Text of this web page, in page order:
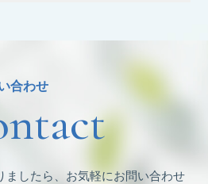
合わせ
ましたら、お気軽にお問い合わせ